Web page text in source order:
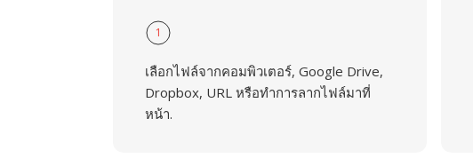
1
เลือกไฟล์จากคอมพิวเตอร์, Google Drive,
Dropbox, URL หรือทำการลากไฟล์มาที่
หน้า.